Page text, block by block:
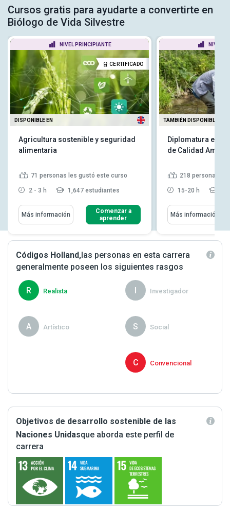
Cursos gratis para ayudarte a convertirte en
Biólogo de Vida Silvestre
NIVEL PRINCIPIANTE
CERTIFICADO
DISPONIBLE EN
Agricultura sostenible y seguridad
alimentaria
71 personas les gustó este curso
2 - 3 h 1,647 estudiantes
Más información
Comenzar a
aprender
NIVEL
TAMBIÉN DISPONIBLE EN
Diplomatura en
de Calidad
218 personas
15-20 h
Más información
Códigos Holland, las personas en esta carrera
generalmente poseen los siguientes rasgos
R Realista Investigador
A Artístico S Social
C Convencional
Objetivos de desarrollo sostenible de las
Naciones Unidasque aborda este perfil de
carrera